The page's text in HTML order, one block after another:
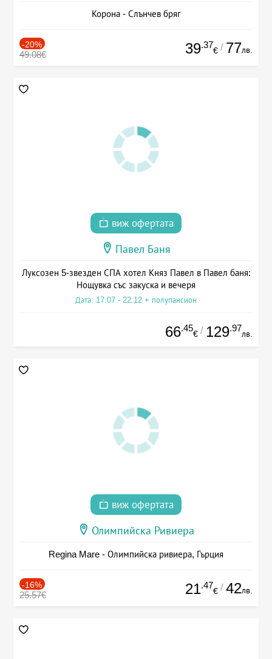
Корона - Слънчев бряг
-20%
49.08€ 39.37
€ / 77лв.
виж офертата
Павел Баня
Луксозен 5-звезден СПА хотел Княз Павел в Павел баня:
Нощувка със закуска и вечеря
Дата: 17.07 - 22.12 + полупансион
66.45
€ / 129.97
лв.
виж офертата
Олимпийска Ривиера
Regina Mare - Олимпийска ривиера, Гърция
-16%
25.57€ 21.47
€ / 42лв.